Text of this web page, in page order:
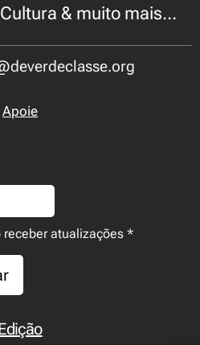
& muito mais...
Apoie
receber atualizações